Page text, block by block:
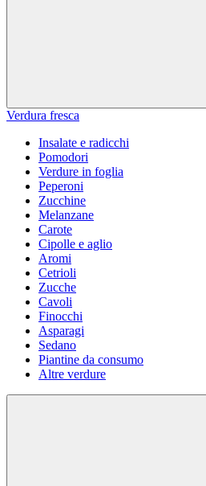
Verdura fresca
Insalate e radicchi
Pomodori
Verdure in foglia
Peperoni
Zucchine
Melanzane
Carote
Cipolle e aglio
Aromi
Cetrioli
Zucche
Cavoli
Finocchi
Asparagi
Sedano
Piantine da consumo
Altre verdure